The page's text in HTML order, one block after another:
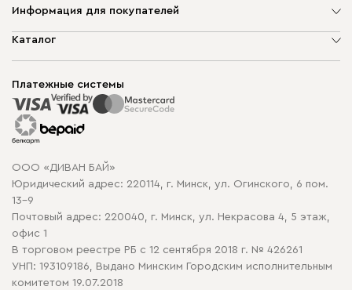
Информация для покупателей
О компании
Способы оплаты
Рассрочка и кредит
Гарантия
Карта сайта
Политика конфиденциальности
Политика в отношении обработки cookie
Каталог
Корпусная мебель
Распродажа мебели
Платежные системы
ООО «ДИВАН БАЙ»
Юридический адрес: 220114, г. Минск, ул. Огинского, 6 пом.
13-9
Почтовый адрес: 220040, г. Минск, ул. Некрасова 4, 5 этаж,
офис 1
В торговом реестре РБ с 12 сентября 2018 г. № 426261
УНП: 193109186, Выдано Минским Городским исполнительным
комитетом 19.07.2018